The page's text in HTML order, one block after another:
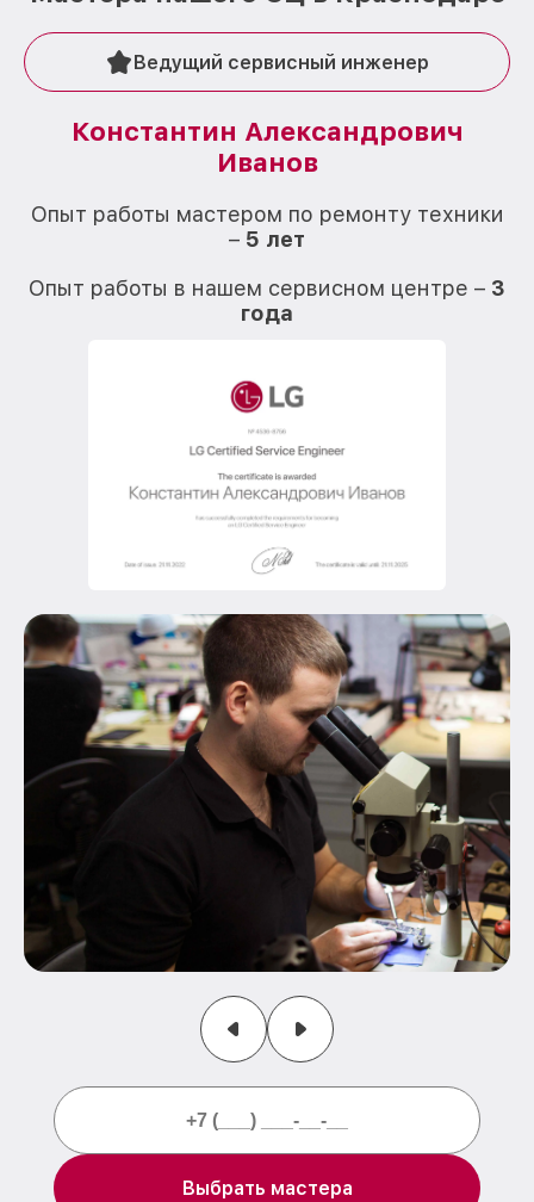
Ведущий сервисный инженер
Константин Александрович
Иванов
Опыт работы мастером по ремонту техники
– 5 лет
Опыт работы в нашем сервисном центре – 3
года
Выбрать мастера